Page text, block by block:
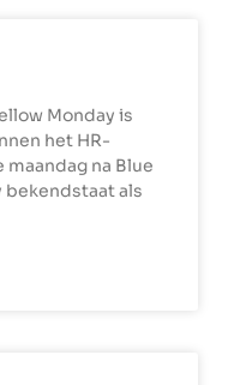
Monday is
het HR-
na Blue
bekendstaat als